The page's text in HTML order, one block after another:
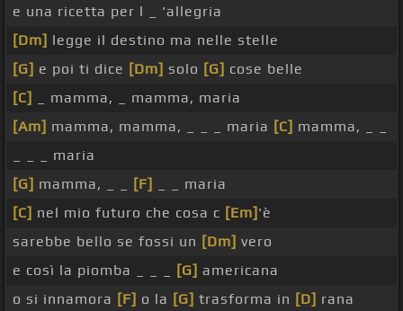
e una ricetta per l _ 'allegria
[Dm] legge il destino ma nelle stelle
[G] e poi ti dice [Dm] solo [G] cose belle
[C]
_ mamma, _ mamma, maria
[Am] mamma, mamma, _ _ _ maria [C] mamma, _ _
_ _ _ maria
[G] mamma, _ _ [F]
_ _ maria
[C] nel mio futuro che cosa c [Em] 'è
sarebbe bello se fossi un [Dm] vero
e così la piomba _ _ _
[G] americana
o si innamora [F] o la [G] trasforma in [D] rana